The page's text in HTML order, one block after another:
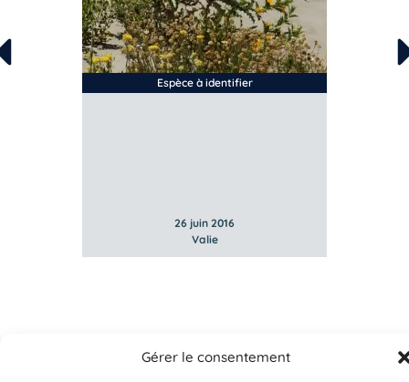
Gérer le consentement
Espèce à identifier
26 juin 2016
Valie